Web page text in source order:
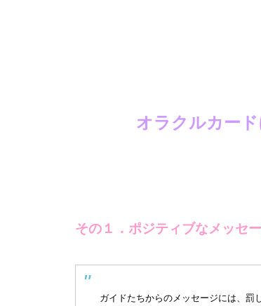
オラクルカー
その１．ポジティブなメッセ
ガイドたちからのメッセージには、罰